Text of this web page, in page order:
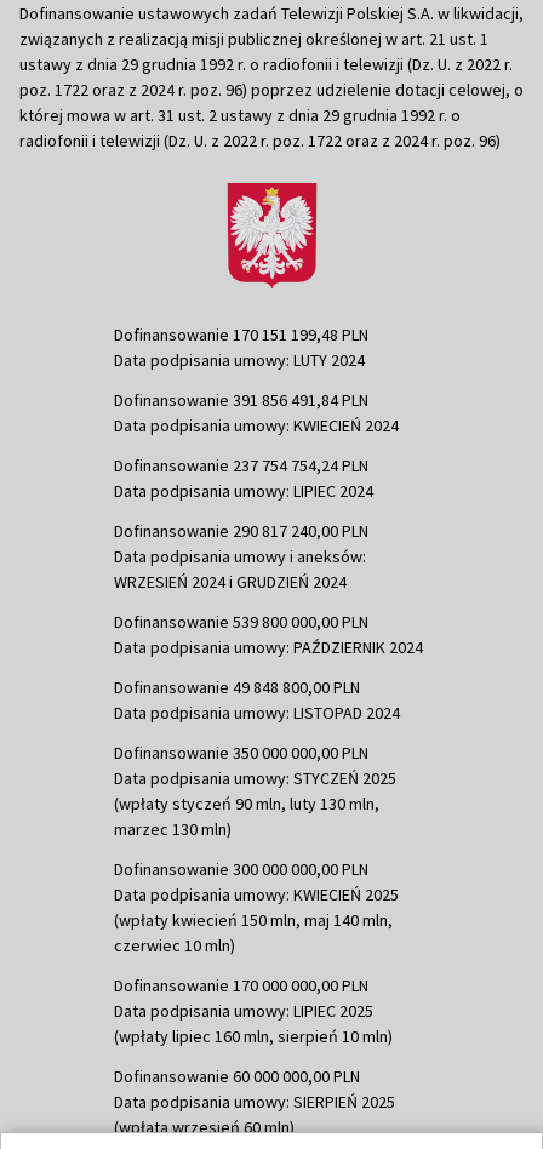
Dofinansowanie ustawowych zadań Telewizji Polskiej S.A. w likwidacji,
związanych z realizacją misji publicznej określonej w art. 21 ust. 1
ustawy z dnia 29 grudnia 1992 r. o radiofonii i telewizji (Dz. U. z 2022 r.
poz. 1722 oraz z 2024 r. poz. 96) poprzez udzielenie dotacji celowej, o
której mowa w art. 31 ust. 2 ustawy z dnia 29 grudnia 1992 r. o
radiofonii i telewizji (Dz. U. z 2022 r. poz. 1722 oraz z 2024 r. poz. 96)
Dofinansowanie 170 151 199,48 PLN
Data podpisania umowy: LUTY 2024
Dofinansowanie 391 856 491,84 PLN
Data podpisania umowy: KWIECIEŃ 2024
Dofinansowanie 237 754 754,24 PLN
Data podpisania umowy: LIPIEC 2024
Dofinansowanie 290 817 240,00 PLN
Data podpisania umowy i aneksów:
WRZESIEŃ 2024 i GRUDZIEŃ 2024
Dofinansowanie 539 800 000,00 PLN
Data podpisania umowy: PAŹDZIERNIK 2024
Dofinansowanie 49 848 800,00 PLN
Data podpisania umowy: LISTOPAD 2024
Dofinansowanie 350 000 000,00 PLN
Data podpisania umowy: STYCZEŃ 2025
(wpłaty styczeń 90 mln, luty 130 mln,
marzec 130 mln)
Dofinansowanie 300 000 000,00 PLN
Data podpisania umowy: KWIECIEŃ 2025
(wpłaty kwiecień 150 mln, maj 140 mln,
czerwiec 10 mln)
Dofinansowanie 170 000 000,00 PLN
Data podpisania umowy: LIPIEC 2025
(wpłaty lipiec 160 mln, sierpień 10 mln)
Dofinansowanie 60 000 000,00 PLN
Data podpisania umowy: SIERPIEŃ 2025
(wpłata wrzesień 60 mln)